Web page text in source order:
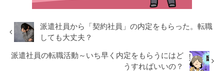
派遣社員から「契約社員」の内定をもらった。転職
しても大丈夫？
派遣社員の転職活動～いち早く内定をもらうにはど
うすればいいの？